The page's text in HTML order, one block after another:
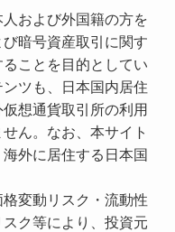
および外国籍の方を
暗号資産取引に関す
ことを目的としてい
ツも、日本国内居住
想通貨取引所の利用
ん。なお、本サイト
外に居住する日本国
変動リスク・流動性
ク等により、投資元